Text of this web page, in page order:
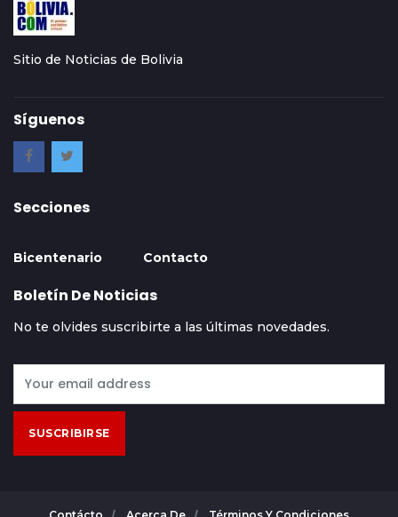
Sitio de Noticias de Bolivia
Síguenos
Secciones
Bicentenario Contacto
Boletín De Noticias
No te olvides suscribirte a las últimas novedades.
SUSCRIBIRSE